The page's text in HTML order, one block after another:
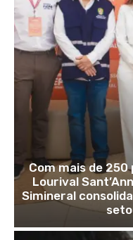
Com mais de
Lourival
Simineral